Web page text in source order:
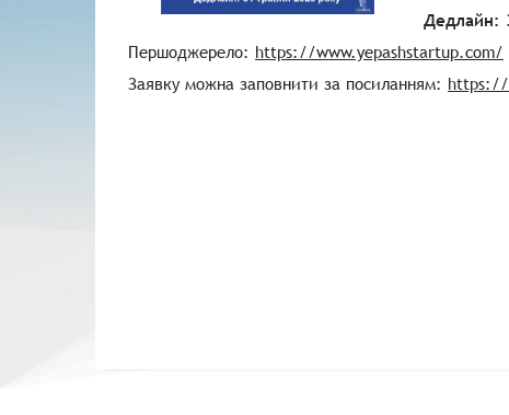
Дедлайн:
Першоджерело: https://www.yepashstartup.com/
Заявку можна заповнити за посиланням: https://